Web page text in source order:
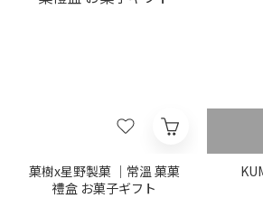
菓樹x星野製菓 ｜常溫 菓菓
禮盒 お菓子ギフト